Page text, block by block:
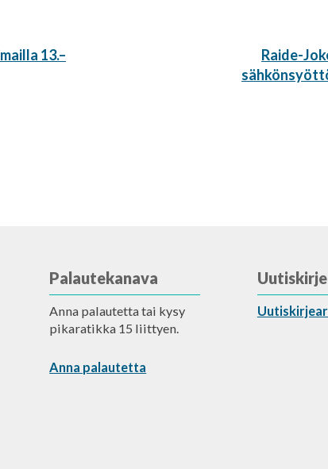
13.–
Seuraava
artikkeli:
Raide-
Palautekanava
Anna palautetta tai kysy
pikaratikka 15 liittyen.
Anna palautetta